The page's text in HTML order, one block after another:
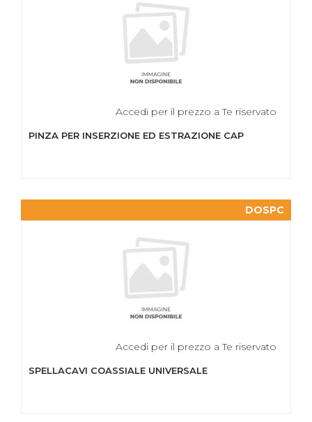
Accedi per il prezzo a Te riservato
PINZA PER INSERZIONE ED ESTRAZIONE CAP
DOSPC
Accedi per il prezzo a Te riservato
SPELLACAVI COASSIALE UNIVERSALE